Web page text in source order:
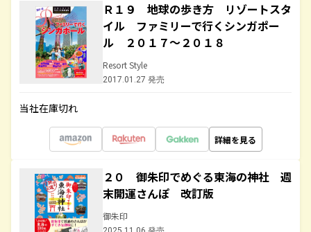
Ｒ１９ 地球の歩き方 リゾートスタ
イル ファミリーで行くシンガポー
ル ２０１７～２０１８
Resort Style
2017.01.27 発売
当社在庫切れ
詳細を見る
２０ 御朱印でめぐる東海の神社 週
末開運さんぽ 改訂版
御朱印